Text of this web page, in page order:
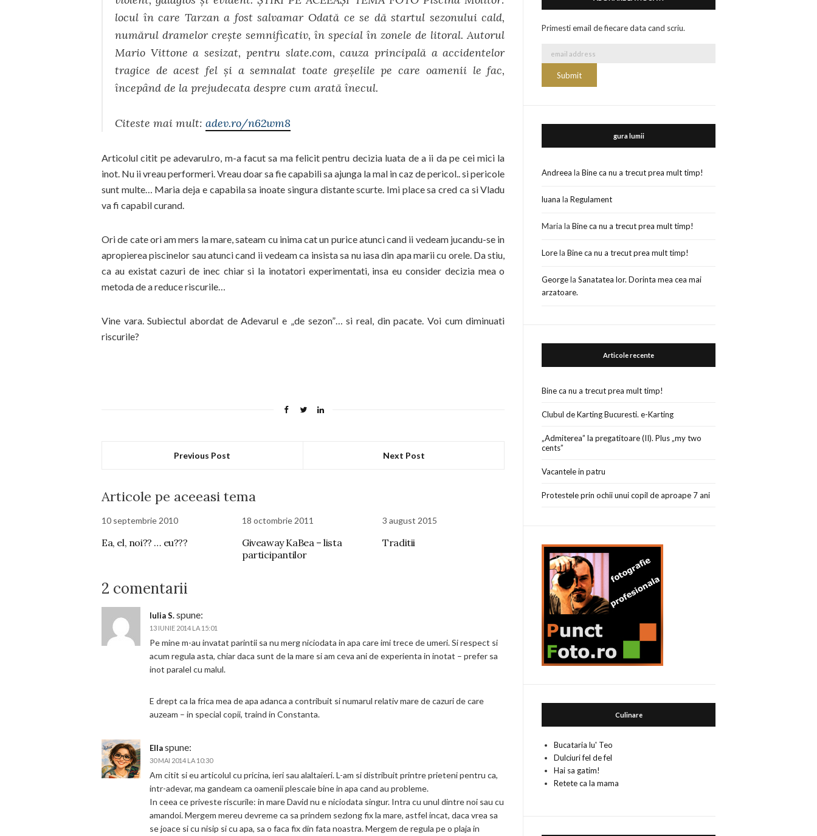
locul în care Tarzan a fost salvamar Odată ce se dă startul sezonului cald,
numărul dramelor creşte semnificativ, în special în zonele de litoral. Autorul
Mario Vittone a sesizat, pentru slate.com, cauza principală a accidentelor
tragice de acest fel şi a semnalat toate greşelile pe care oamenii le fac,
începând de la prejudecata despre cum arată înecul.
Citeste mai mult: adev.ro/n62wm8
Articolul citit pe adevarul.ro, m-a facut sa ma felicit pentru decizia luata de a ii da pe cei mici la
inot. Nu ii vreau performeri. Vreau doar sa fie capabili sa ajunga la mal in caz de pericol.. si pericole
sunt multe… Maria deja e capabila sa inoate singura distante scurte. Imi place sa cred ca si Vladu
va fi capabil curand.
Ori de cate ori am mers la mare, sateam cu inima cat un purice atunci cand ii vedeam jucandu-se in
apropierea piscinelor sau atunci cand ii vedeam ca insista sa nu iasa din apa marii cu orele. Da stiu,
ca au existat cazuri de inec chiar si la inotatori experimentati, insa eu consider decizia mea o
metoda de a reduce riscurile…
Vine vara. Subiectul abordat de Adevarul e „de sezon”… si real, din pacate. Voi cum diminuati
riscurile?
Previous Post Next Post
Articole pe aceeasi tema
10 septembrie 2010
Ea, el, noi?? … eu???
18 octombrie 2011
Giveaway KaBea – lista
participantilor
3 august 2015
Traditii
2 comentarii
Iulia S.spune:
13 IUNIE 2014 LA 15:01
Pe mine m-au invatat parintii sa nu merg niciodata in apa care imi trece de umeri. Si respect si
acum regula asta, chiar daca sunt de la mare si am ceva ani de experienta in inotat – prefer sa
inot paralel cu malul.
E drept ca la frica mea de apa adanca a contribuit si numarul relativ mare de cazuri de care
auzeam – in special copii, traind in Constanta.
Ellaspune:
30 MAI 2014 LA 10:30
Am citit si eu articolul cu pricina, ieri sau alaltaieri. L-am si distribuit printre prieteni pentru ca,
intr-adevar, ma gandeam ca oamenii plescaie bine in apa cand au probleme.
In ceea ce priveste riscurile: in mare David nu e niciodata singur. Intra cu unul dintre noi sau cu
amandoi. Mergem mereu devreme ca sa prindem sezlong fix la mare, astfel incat, daca vrea sa
se joace si cu nisip si cu apa, sa o faca fix din fata noastra. Mergem de regula pe o plaja in
Primesti email de fiecare data cand scriu.
gura lumii
Andreea laBine ca nu a trecut prea mult timp!
luana laRegulament
Maria laBine ca nu a trecut prea mult timp!
LorelaBine ca nu a trecut prea mult timp!
GeorgelaSanatatea lor. Dorinta mea cea mai
arzatoare.
Articole recente
Bine ca nu a trecut prea mult timp!
Clubul de Karting Bucuresti. e-Karting
„Admiterea” la pregatitoare (II). Plus „my two
cents”
Vacantele in patru
Protestele prin ochii unui copil de aproape 7 ani
Culinare
Bucataria lu' Teo
Dulciuri fel de fel
Hai sa gatim!
Retete ca la mama